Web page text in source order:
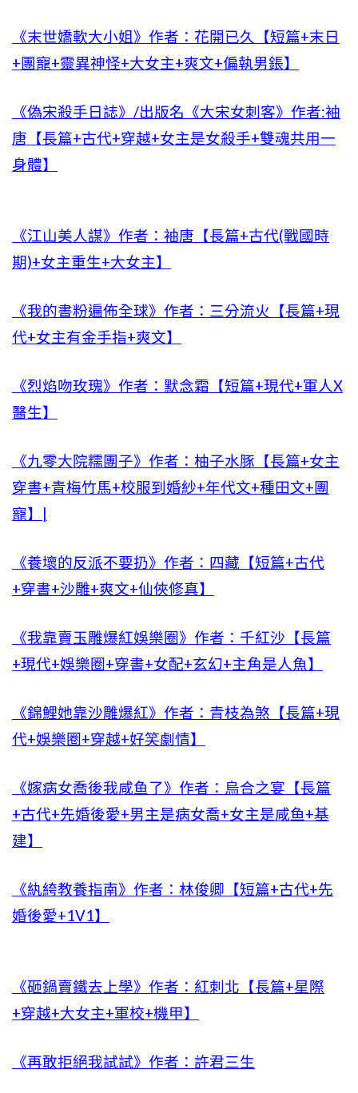
《末世嬌軟大小姐》作者：花開已久【短篇+末日
+團寵+靈異神怪+大女主+爽文+偏執男鋹】
《偽宋殺手日誌》/出版名《大宋女刺客》作者:袖
唐【長篇+古代+穿越+女主是女殺手+雙魂共用一
身體】
《江山美人謀》作者：袖唐【長篇+古代(戰國時
期)+女主重生+大女主】
《我的書粉遍佈全球》作者：三分流火【長篇+現
代+女主有金手指+爽文】
《烈焰吻玫瑰》作者：默念霜【短篇+現代+軍人X
醫生】
《九零大院糯團子》作者：柚子水豚【長篇+女主
穿書+青梅竹馬+校服到婚紗+年代文+種田文+團
寵】|
《養壞的反派不要扔》作者：四藏【短篇+古代
+穿書+沙雕+爽文+仙俠修真】
《我靠賣玉雕爆紅娛樂圈》作者：千紅沙【長篇
+現代+娛樂圈+穿書+女配+玄幻+主角是人魚】
《錦鯉她靠沙雕爆紅》作者：青枝為煞【長篇+現
代+娛樂圈+穿越+好笑劇情】
《嫁病女喬後我咸鱼了》作者：烏合之宴【長篇
+古代+先婚後愛+男主是病女喬+女主是咸鱼+基
建】
《紈絝教養指南》作者：林俊卿【短篇+古代+先
婚後愛+1V1】
《砸鍋賣鐵去上學》作者：紅刺北【長篇+星際
+穿越+大女主+軍校+機甲】
《再敢拒絕我試試》作者：許君三生